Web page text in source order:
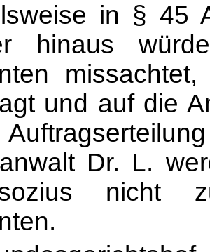
in § 45
hinaus
und auf die
Dr. L.
nicht